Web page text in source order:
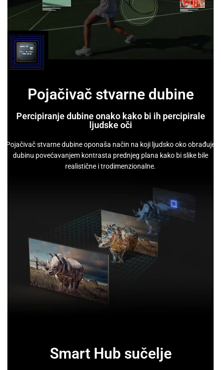
Pojačivač stvarne dubine
Percipiranje dubine onako kako bi ih percipirale
ljudske oči
Pojačivač stvarne dubine oponaša način na koji ljudsko oko obrađuje
dubinu povećavanjem kontrasta prednjeg plana kako bi slike bile
realistične i trodimenzionalne.
Smart Hub sučelje